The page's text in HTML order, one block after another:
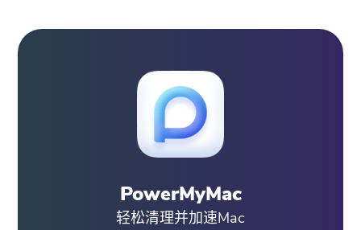
PowerMyMac
轻松清理并加速Mac